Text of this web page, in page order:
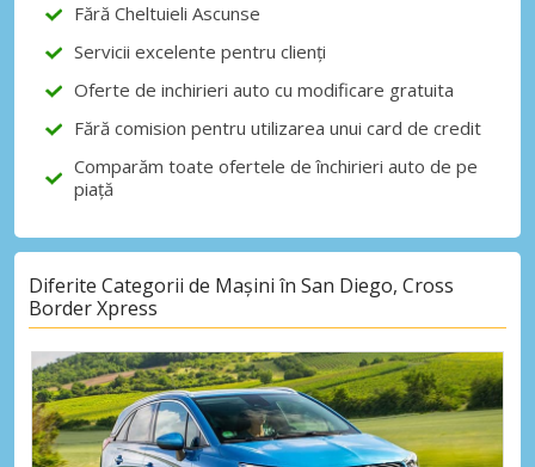
Fără Cheltuieli Ascunse
Servicii excelente pentru clienți
Oferte de inchirieri auto cu modificare gratuita
Fără comision pentru utilizarea unui card de credit
Comparăm toate ofertele de închirieri auto de pe
piață
Diferite Categorii de Mașini în San Diego, Cross
Border Xpress